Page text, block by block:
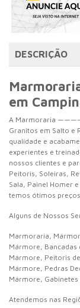
DESCRIÇÃO
em
A Marmoraria
Granitos em Salto e
qualidade e
experientes e
nossos clientes e
Peitoris, Soleiras,
Sala, Painel Homer
temos ótimos
Alguns de Nossos
Marmoraria,
Mármore, Bancadas
Mármore, Peitoris
Mármore, Pedras
Mármore, Gabinetes
Atendemos nas